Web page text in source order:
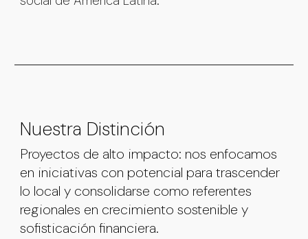
Nuestra Distinción
Proyectos de alto impacto: nos enfocamos
en iniciativas con potencial para trascender
lo local y consolidarse como referentes
regionales en crecimiento sostenible y
sofisticación financiera.